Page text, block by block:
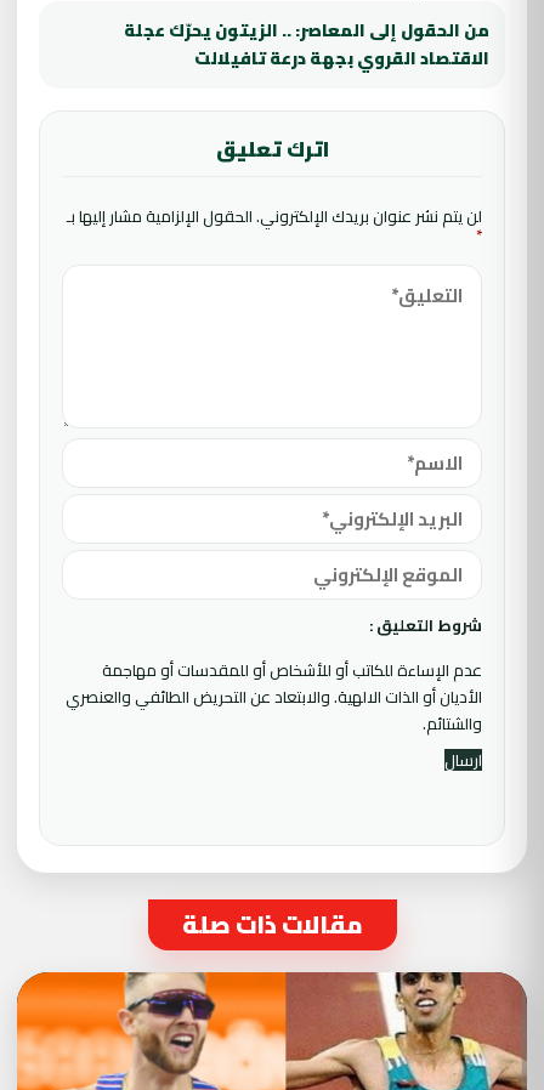
من الحقول إلى المعاصر: .. الزيتون يحرّك عجلة
الاقتصاد القروي بجهة درعة تافيلالت
اترك تعليق
لن يتم نشر عنوان بريدك الإلكتروني.الحقول الإلزامية مشار إليها بـ
*
شروط التعليق :
عدم الإساءة للكاتب أو للأشخاص أو للمقدسات أو مهاجمة
الأديان أو الذات الالهية. والابتعاد عن التحريض الطائفي والعنصري
والشتائم.
مقالات ذات صلة